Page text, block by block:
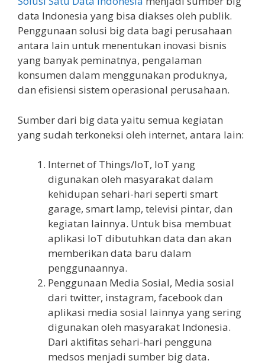
data Indonesia yang bisa diakses oleh publik.
Penggunaan solusi big data bagi perusahaan
antara lain untuk menentukan inovasi bisnis
yang banyak peminatnya, pengalaman
konsumen dalam menggunakan produknya,
dan efisiensi sistem operasional perusahaan.
Sumber dari big data yaitu semua kegiatan
yang sudah terkoneksi oleh internet, antara lain:
Internet of Things/IoT, IoT yang
digunakan oleh masyarakat dalam
kehidupan sehari-hari seperti smart
garage, smart lamp, televisi pintar, dan
kegiatan lainnya. Untuk bisa membuat
aplikasi IoT dibutuhkan data dan akan
memberikan data baru dalam
penggunaannya.
Penggunaan Media Sosial, Media sosial
dari twitter, instagram, facebook dan
aplikasi media sosial lainnya yang sering
digunakan oleh masyarakat Indonesia.
Dari aktifitas sehari-hari pengguna
medsos menjadi sumber big data.